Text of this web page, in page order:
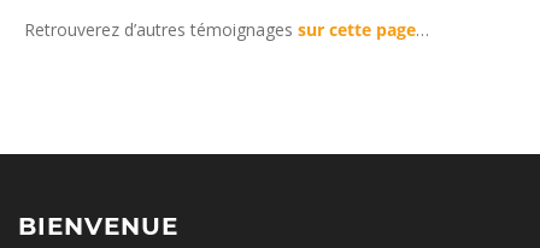
Retrouverez d’autres témoignages sur cette page…
BIENVENUE